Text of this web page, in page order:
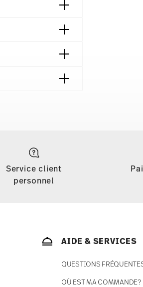
li>
standard).
Service client
personnel
AIDE & SERVICES
QUESTIONS
OÙ EST MA COMMANDE?